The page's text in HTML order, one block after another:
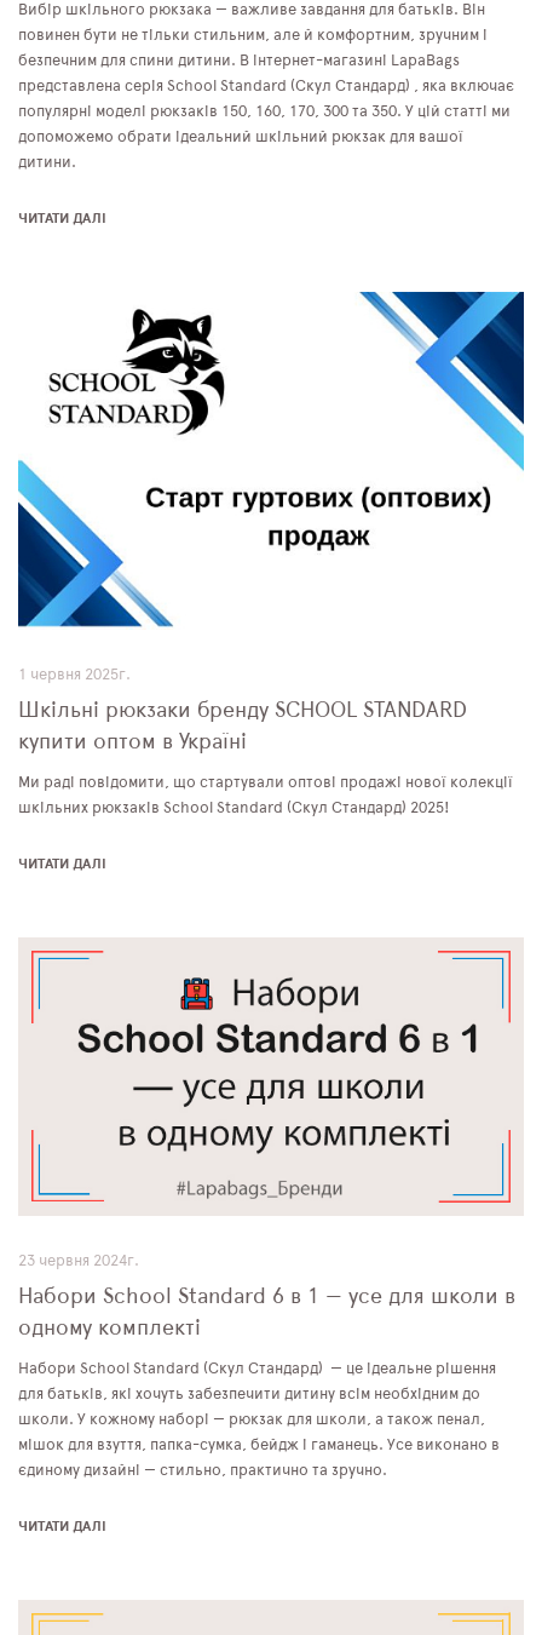
Вибір шкільного рюкзака — важливе завдання для батьків. Він
повинен бути не тільки стильним, але й комфортним, зручним і
безпечним для спини дитини. В інтернет-магазині LapaBags
представлена серія School Standard (Скул Стандард) , яка включає
популярні моделі рюкзаків 150, 160, 170, 300 та 350. У цій статті ми
допоможемо обрати ідеальний шкільний рюкзак для вашої
дитини.
ЧИТАТИ ДАЛІ
1 червня 2025г.
Шкільні рюкзаки бренду SCHOOL STANDARD
купити оптом в Україні
Ми раді повідомити, що стартували оптові продажі нової колекції
шкільних рюкзаків School Standard (Скул Стандард) 2025!
ЧИТАТИ ДАЛІ
23 червня 2024г.
Набори School Standard 6 в 1 — усе для школи в
одному комплекті
Набори School Standard (Скул Стандард) — це ідеальне рішення
для батьків, які хочуть забезпечити дитину всім необхідним до
школи. У кожному наборі — рюкзак для школи, а також пенал,
мішок для взуття, папка-сумка, бейдж і гаманець. Усе виконано в
єдиному дизайні — стильно, практично та зручно.
ЧИТАТИ ДАЛІ